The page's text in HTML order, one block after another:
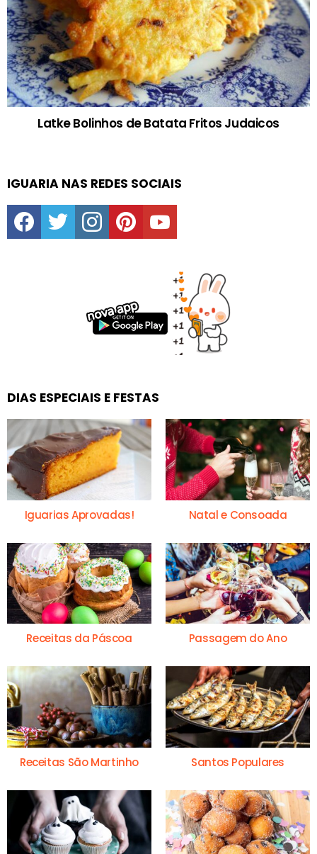
Latke Bolinhos de Batata Fritos Judaicos
IGUARIA NAS REDES SOCIAIS
facebooktwitter instagrampinterestyoutube
DIAS ESPECIAIS E FESTAS
Iguarias Aprovadas! Natal e Consoada
Receitas da Páscoa Passagem do Ano
Receitas São Martinho Santos Populares